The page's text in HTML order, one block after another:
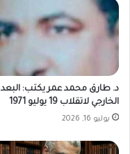
د. طارق محمد عمر يكتب: البعد
الخارجي لاتقلاب 19 يوليو 1971
يوليو 16, 2026